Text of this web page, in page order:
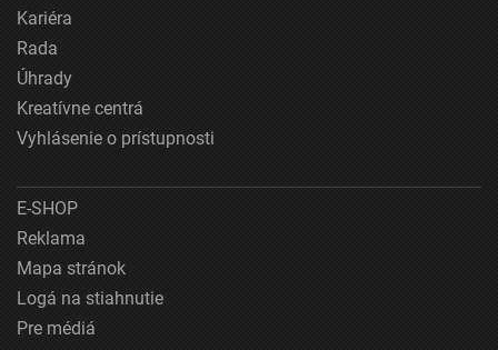
Kariéra
Rada
Úhrady
Kreatívne centrá
Vyhlásenie o prístupnosti
E-SHOP
Reklama
Mapa stránok
Logá na stiahnutie
Pre médiá